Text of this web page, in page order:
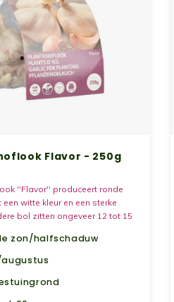
Flavor - 250g
''Flavor'' produceert ronde
een witte kleur en een sterke
bol zitten ongeveer 12 tot 15
teentjes. Het is een
die op ieder grondtype
worden.
zon/halfschaduw